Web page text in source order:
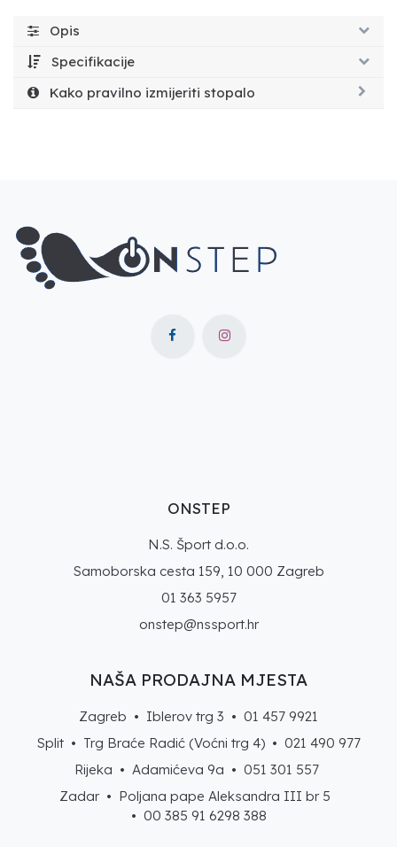
Opis
Specifikacije
Kako pravilno izmijeriti stopalo
ONSTEP
N.S. Šport d.o.o.
Samoborska cesta 159, 10 000 Zagreb
01 363 5957
onstep@nssport.hr
NAŠA PRODAJNA MJESTA
Zagreb • Iblerov trg 3 • 01 457 9921
Split • Trg Braće Radić (Voćni trg 4) • 021 490 977
Rijeka • Adamićeva 9a • 051 301 557
Zadar • Poljana pape Aleksandra III br 5
• 00 385 91 6298 388